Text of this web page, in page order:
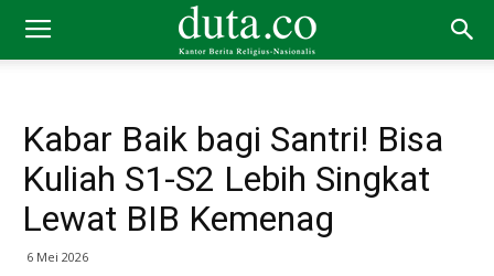
Kabar Baik bagi Santri! Bisa
Kuliah S1-S2 Lebih Singkat
Lewat BIB Kemenag
6 Mei 2026